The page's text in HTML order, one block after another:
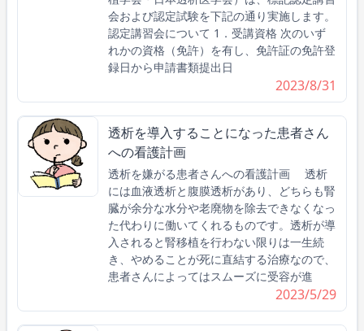
会および認定試験を下記の通り実施します。
認定講習会について 1．受講資格 次のいず
れかの資格（免許）を有し、免許証の免許登
録日から申請書類提出日
2023/8/31
透析を導入することになった患者さん
への看護計画
透析を嫌がる患者さんへの看護計画 透析
には血液透析と腹膜透析があり、どちらも腎
臓が余分な水分や老廃物を除去できなくなっ
た代わりに働いてくれるものです。透析が導
入されると腎移植を行わない限りは一生続
き、やめることが死に直結する治療なので、
患者さんによってはスムーズに受容が進
2023/5/29